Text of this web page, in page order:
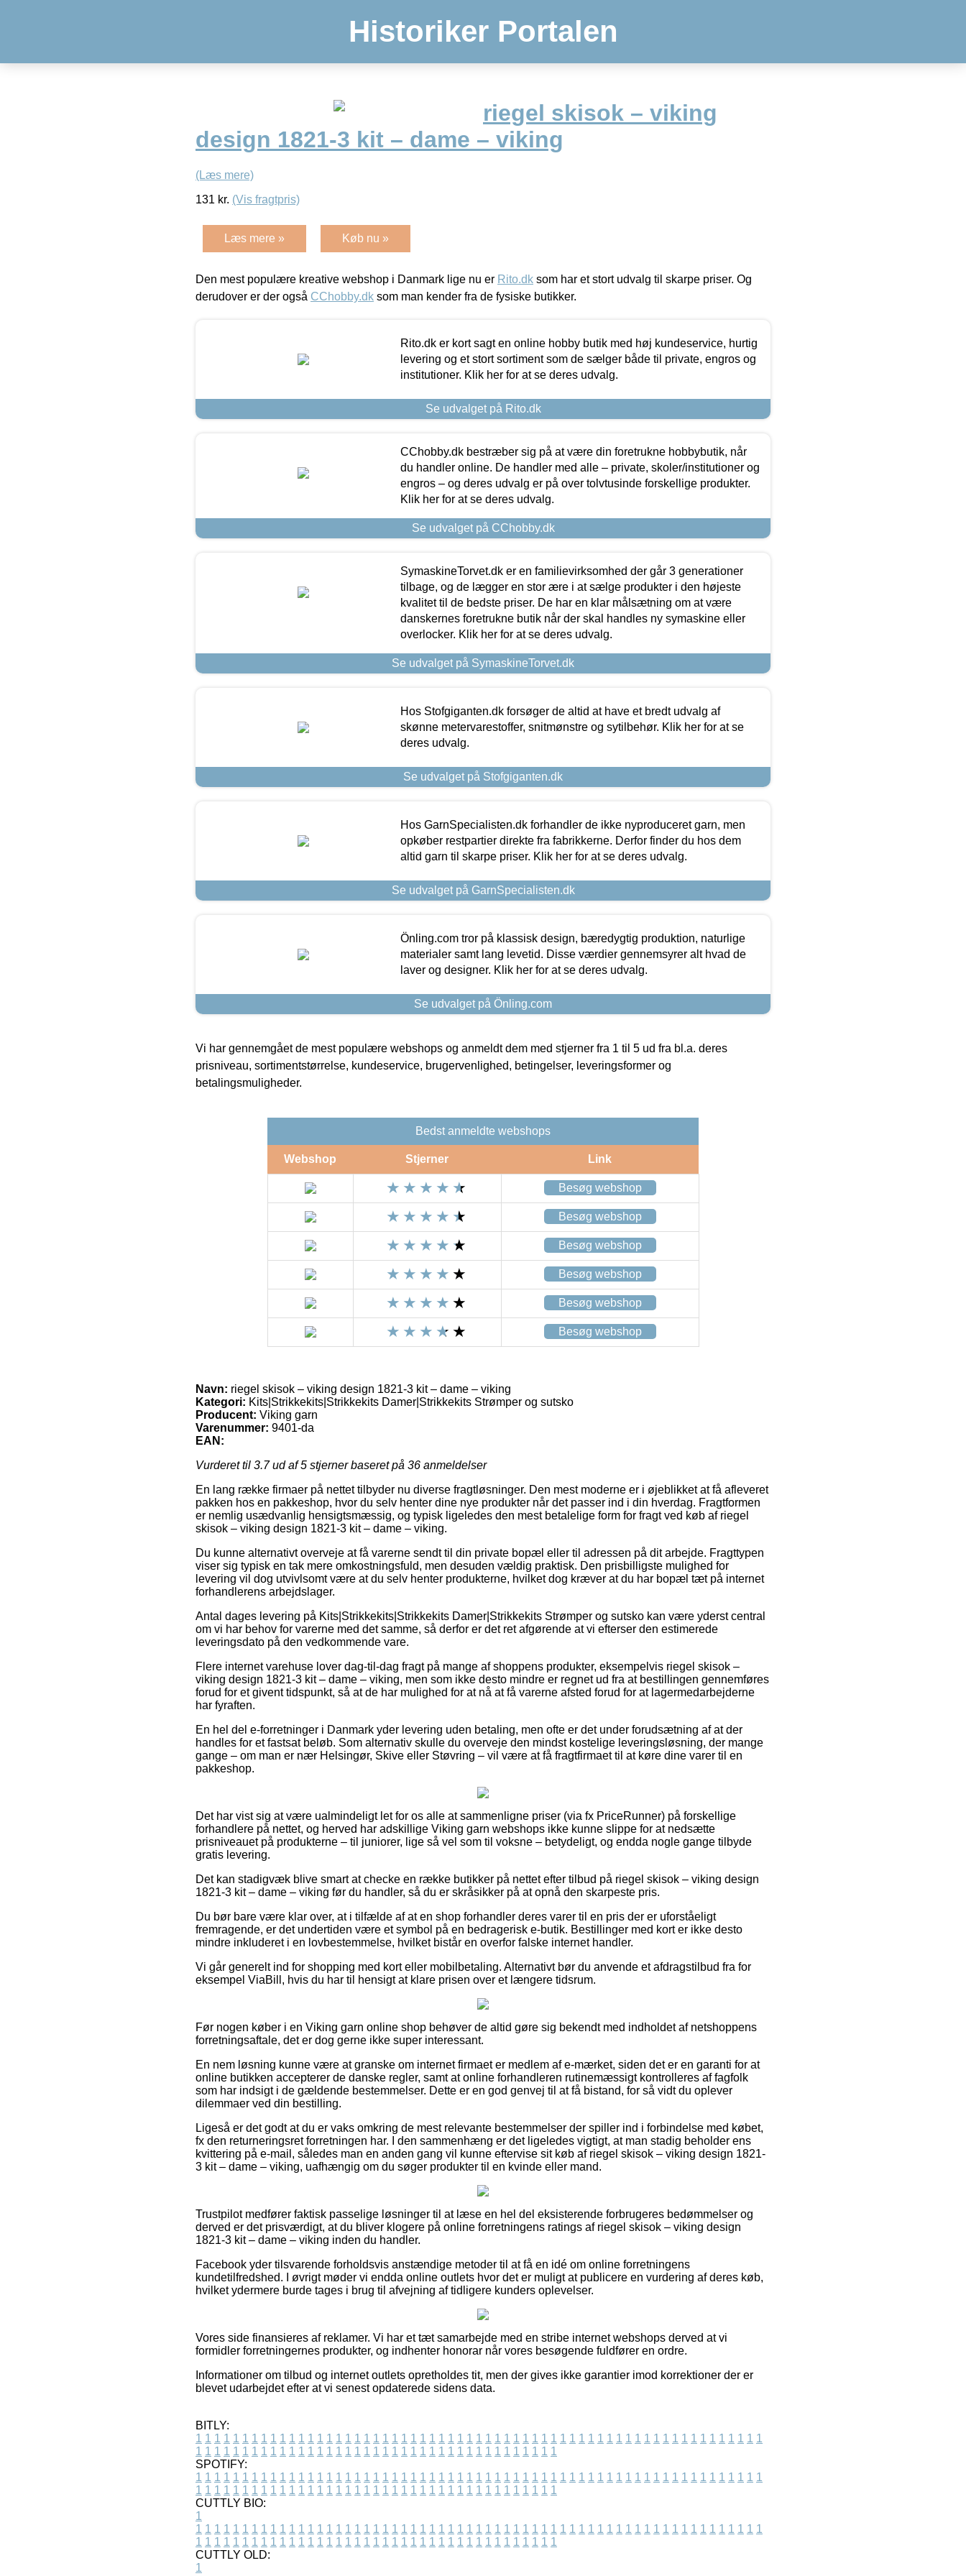
Historiker Portalen
riegel skisok – viking
design 1821-3 kit – dame – viking
(Læs mere)
131 kr. (Vis fragtpris)
Læs mere » Køb nu »
Den mest populære kreative webshop i Danmark lige nu er Rito.dk som har et stort udvalg til skarpe priser. Og
derudover er der også CChobby.dk som man kender fra de fysiske butikker.
Rito.dk er kort sagt en online hobby butik med høj kundeservice, hurtig
levering og et stort sortiment som de sælger både til private, engros og
institutioner. Klik her for at se deres udvalg.
Se udvalget på Rito.dk
CChobby.dk bestræber sig på at være din foretrukne hobbybutik, når
du handler online. De handler med alle – private, skoler/institutioner og
engros – og deres udvalg er på over tolvtusinde forskellige produkter.
Klik her for at se deres udvalg.
Se udvalget på CChobby.dk
SymaskineTorvet.dk er en familievirksomhed der går 3 generationer
tilbage, og de lægger en stor ære i at sælge produkter i den højeste
kvalitet til de bedste priser. De har en klar målsætning om at være
danskernes foretrukne butik når der skal handles ny symaskine eller
overlocker. Klik her for at se deres udvalg.
Se udvalget på SymaskineTorvet.dk
Hos Stofgiganten.dk forsøger de altid at have et bredt udvalg af
skønne metervarestoffer, snitmønstre og sytilbehør. Klik her for at se
deres udvalg.
Se udvalget på Stofgiganten.dk
Hos GarnSpecialisten.dk forhandler de ikke nyproduceret garn, men
opkøber restpartier direkte fra fabrikkerne. Derfor finder du hos dem
altid garn til skarpe priser. Klik her for at se deres udvalg.
Se udvalget på GarnSpecialisten.dk
Önling.com tror på klassisk design, bæredygtig produktion, naturlige
materialer samt lang levetid. Disse værdier gennemsyrer alt hvad de
laver og designer. Klik her for at se deres udvalg.
Se udvalget på Önling.com
Vi har gennemgået de mest populære webshops og anmeldt dem med stjerner fra 1 til 5 ud fra bl.a. deres
prisniveau, sortimentstørrelse, kundeservice, brugervenlighed, betingelser, leveringsformer og
betalingsmuligheder.
Bedst anmeldte webshops
Webshop Stjerner Link
Besøg webshop
Besøg webshop
Besøg webshop
Besøg webshop
Besøg webshop
Besøg webshop
Navn: riegel skisok – viking design 1821-3 kit – dame – viking
Kategori: Kits|Strikkekits|Strikkekits Damer|Strikkekits Strømper og sutsko
Producent: Viking garn
Varenummer: 9401-da
EAN:
Vurderet til 3.7ud af 5 stjerner baseret på 36 anmeldelser
En lang række firmaer på nettet tilbyder nu diverse fragtløsninger. Den mest moderne er i øjeblikket at få afleveret
pakken hos en pakkeshop, hvor du selv henter dine nye produkter når det passer ind i din hverdag. Fragtformen
er nemlig usædvanlig hensigtsmæssig, og typisk ligeledes den mest betalelige form for fragt ved køb af riegel
skisok – viking design 1821-3 kit – dame – viking.
Du kunne alternativt overveje at få varerne sendt til din private bopæl eller til adressen på dit arbejde. Fragttypen
viser sig typisk en tak mere omkostningsfuld, men desuden vældig praktisk. Den prisbilligste mulighed for
levering vil dog utvivlsomt være at du selv henter produkterne, hvilket dog kræver at du har bopæl tæt på internet
forhandlerens arbejdslager.
Antal dages levering på Kits|Strikkekits|Strikkekits Damer|Strikkekits Strømper og sutsko kan være yderst central
om vi har behov for varerne med det samme, så derfor er det ret afgørende at vi efterser den estimerede
leveringsdato på den vedkommende vare.
Flere internet varehuse lover dag-til-dag fragt på mange af shoppens produkter, eksempelvis riegel skisok –
viking design 1821-3 kit – dame – viking, men som ikke desto mindre er regnet ud fra at bestillingen gennemføres
forud for et givent tidspunkt, så at de har mulighed for at nå at få varerne afsted forud for at lagermedarbejderne
har fyraften.
En hel del e-forretninger i Danmark yder levering uden betaling, men ofte er det under forudsætning af at der
handles for et fastsat beløb. Som alternativ skulle du overveje den mindst kostelige leveringsløsning, der mange
gange – om man er nær Helsingør, Skive eller Støvring – vil være at få fragtfirmaet til at køre dine varer til en
pakkeshop.
Det har vist sig at være ualmindeligt let for os alle at sammenligne priser (via fx PriceRunner) på forskellige
forhandlere på nettet, og herved har adskillige Viking garn webshops ikke kunne slippe for at nedsætte
prisniveauet på produkterne – til juniorer, lige så vel som til voksne – betydeligt, og endda nogle gange tilbyde
gratis levering.
Det kan stadigvæk blive smart at checke en række butikker på nettet efter tilbud på riegel skisok – viking design
1821-3 kit – dame – viking før du handler, så du er skråsikker på at opnå den skarpeste pris.
Du bør bare være klar over, at i tilfælde af at en shop forhandler deres varer til en pris der er uforståeligt
fremragende, er det undertiden være et symbol på en bedragerisk e-butik. Bestillinger med kort er ikke desto
mindre inkluderet i en lovbestemmelse, hvilket bistår en overfor falske internet handler.
Vi går generelt ind for shopping med kort eller mobilbetaling. Alternativt bør du anvende et afdragstilbud fra for
eksempel ViaBill, hvis du har til hensigt at klare prisen over et længere tidsrum.
Før nogen køber i en Viking garn online shop behøver de altid gøre sig bekendt med indholdet af netshoppens
forretningsaftale, det er dog gerne ikke super interessant.
En nem løsning kunne være at granske om internet firmaet er medlem af e-mærket, siden det er en garanti for at
online butikken accepterer de danske regler, samt at online forhandleren rutinemæssigt kontrolleres af fagfolk
som har indsigt i de gældende bestemmelser. Dette er en god genvej til at få bistand, for så vidt du oplever
dilemmaer ved din bestilling.
Ligeså er det godt at du er vaks omkring de mest relevante bestemmelser der spiller ind i forbindelse med købet,
fx den returneringsret forretningen har. I den sammenhæng er det ligeledes vigtigt, at man stadig beholder ens
kvittering på e-mail, således man en anden gang vil kunne eftervise sit køb af riegel skisok – viking design 1821-
3 kit – dame – viking, uafhængig om du søger produkter til en kvinde eller mand.
Trustpilot medfører faktisk passelige løsninger til at læse en hel del eksisterende forbrugeres bedømmelser og
derved er det prisværdigt, at du bliver klogere på online forretningens ratings af riegel skisok – viking design
1821-3 kit – dame – viking inden du handler.
Facebook yder tilsvarende forholdsvis anstændige metoder til at få en idé om online forretningens
kundetilfredshed. I øvrigt møder vi endda online outlets hvor det er muligt at publicere en vurdering af deres køb,
hvilket ydermere burde tages i brug til afvejning af tidligere kunders oplevelser.
Vores side finansieres af reklamer. Vi har et tæt samarbejde med en stribe internet webshops derved at vi
formidler forretningernes produkter, og indhenter honorar når vores besøgende fuldfører en ordre.
Informationer om tilbud og internet outlets opretholdes tit, men der gives ikke garantier imod korrektioner der er
blevet udarbejdet efter at vi senest opdaterede sidens data.
BITLY:
1 1 1 1 1 1 1 1 1 1 1 1 1 1 1 1 1 1 1 1 1 1 1 1 1 1 1 1 1 1 1 1 1 1 1 1 1 1 1 1 1 1 1 1 1 1 1 1 1 1 1 1 1 1 1 1 1 1 1 1 1
1 1 1 1 1 1 1 1 1 1 1 1 1 1 1 1 1 1 1 1 1 1 1 1 1 1 1 1 1 1 1 1 1 1 1 1 1 1 1
SPOTIFY:
1 1 1 1 1 1 1 1 1 1 1 1 1 1 1 1 1 1 1 1 1 1 1 1 1 1 1 1 1 1 1 1 1 1 1 1 1 1 1 1 1 1 1 1 1 1 1 1 1 1 1 1 1 1 1 1 1 1 1 1 1
1 1 1 1 1 1 1 1 1 1 1 1 1 1 1 1 1 1 1 1 1 1 1 1 1 1 1 1 1 1 1 1 1 1 1 1 1 1 1
CUTTLY BIO:
1
1 1 1 1 1 1 1 1 1 1 1 1 1 1 1 1 1 1 1 1 1 1 1 1 1 1 1 1 1 1 1 1 1 1 1 1 1 1 1 1 1 1 1 1 1 1 1 1 1 1 1 1 1 1 1 1 1 1 1 1 1
1 1 1 1 1 1 1 1 1 1 1 1 1 1 1 1 1 1 1 1 1 1 1 1 1 1 1 1 1 1 1 1 1 1 1 1 1 1 1
CUTTLY OLD:
1